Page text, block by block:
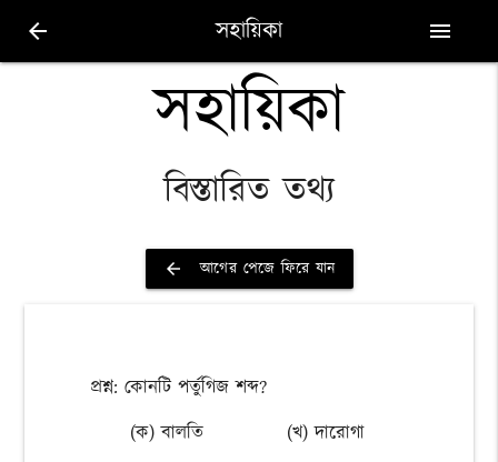
arrow_back সহায়িকা menu
সহায়িকা
বিস্তারিত তথ্য
arrow_back আগের পেজে ফিরে যান
প্রশ্ন: কোনটি পর্তুগিজ শব্দ?
(ক) বালতি
(খ) দারোগা